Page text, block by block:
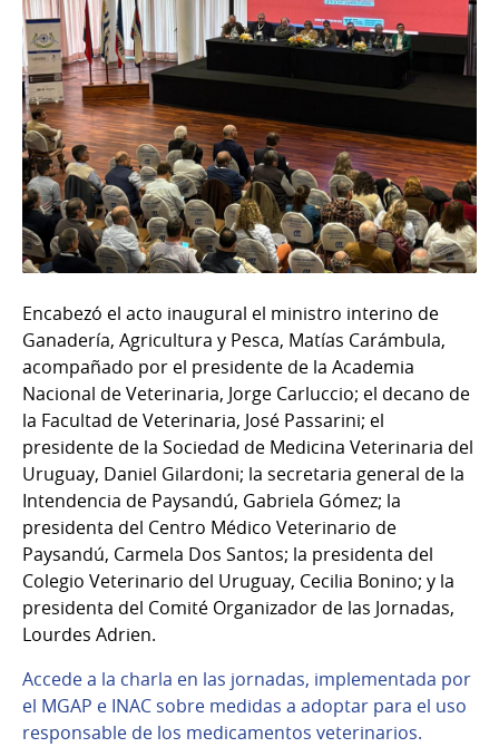
Encabezó el acto inaugural el ministro interino de
Ganadería, Agricultura y Pesca, Matías Carámbula,
acompañado por el presidente de la Academia
Nacional de Veterinaria, Jorge Carluccio; el decano de
la Facultad de Veterinaria, José Passarini; el
presidente de la Sociedad de Medicina Veterinaria del
Uruguay, Daniel Gilardoni; la secretaria general de la
Intendencia de Paysandú, Gabriela Gómez; la
presidenta del Centro Médico Veterinario de
Paysandú, Carmela Dos Santos; la presidenta del
Colegio Veterinario del Uruguay, Cecilia Bonino; y la
presidenta del Comité Organizador de las Jornadas,
Lourdes Adrien.
Accede a la charla en las jornadas, implementada por
el MGAP e INAC sobre medidas a adoptar para el uso
responsable de los medicamentos veterinarios.